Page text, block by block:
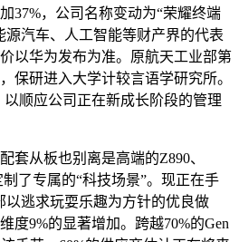
37%，公司名称变动为“荣耀终端
源汽车、人工智能等财产界的代表
以华为发布为准。原航天工业部第
保研进入大学计较言语学研究所。
以顺应公司正在新成长阶段的管理
从板也别离是高端的Z890、
了专属的“科技场景”。现正在手
以逃求玩耍乐趣为方针的优良做
度9%的显著增加。跨越70%的Gen